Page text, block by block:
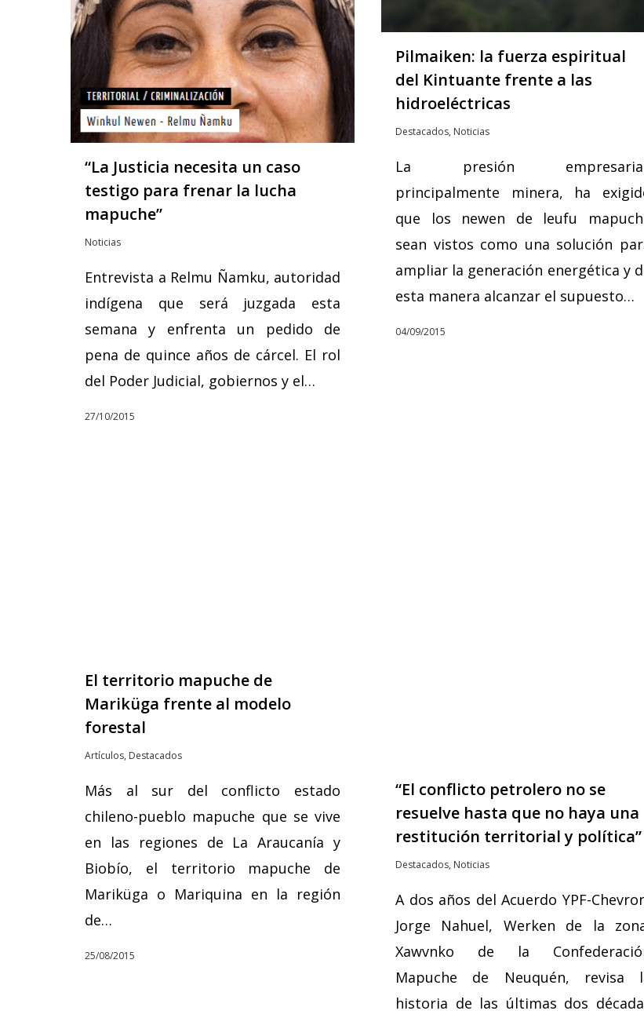
Hit enter to search or ESC to close
“La Justicia necesita un caso
testigo para frenar la lucha
mapuche”
Noticias
Entrevista a Relmu Ñamku, autoridad
indígena que será juzgada esta
semana y enfrenta un pedido de
pena de quince años de cárcel. El rol
del Poder Judicial, gobiernos y el…
27/10/2015
Pilmaiken: la fuerza espiritual
del Kintuante frente a las
hidroeléctricas
Destacados, Noticias
La presión
principalmente minera, ha
que los newen de leufu
sean vistos como una solución
ampliar la generación energética y
esta manera alcanzar el supuesto…
04/09/2015
“El conflicto petrolero no se
resuelve hasta que no haya una
restitución territorial y política”
Destacados, Noticias
A dos años del Acuerdo YPF-
Jorge Nahuel, Werken de la
Xawvnko de la
Mapuche de Neuquén, revisa
historia de las últimas dos
El territorio mapuche de
Mariküga frente al modelo
forestal
Artículos, Destacados
Más al sur del conflicto estado
chileno-pueblo mapuche que se vive
en las regiones de La Araucanía y
Biobío, el territorio mapuche de
Mariküga o Mariquina en la región
de…
25/08/2015